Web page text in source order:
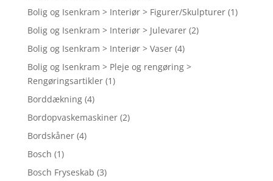
Bolig og Isenkram > Interiør > Figurer/Skulpturer (1)
Bolig og Isenkram > Interiør > Julevarer (2)
Bolig og Isenkram > Interiør > Vaser (4)
Bolig og Isenkram > Pleje og rengøring >
Rengøringsartikler (1)
Borddækning (4)
Bordopvaskemaskiner (2)
Bordskåner (4)
Bosch (1)
Bosch Fryseskab (3)